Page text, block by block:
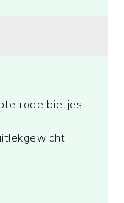
rode bietjes